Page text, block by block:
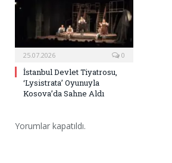
25.07.2026 0
İstanbul Devlet Tiyatrosu,
‘Lysistrata’ Oyunuyla
Kosova’da Sahne Aldı
Yorumlar kapatıldı.